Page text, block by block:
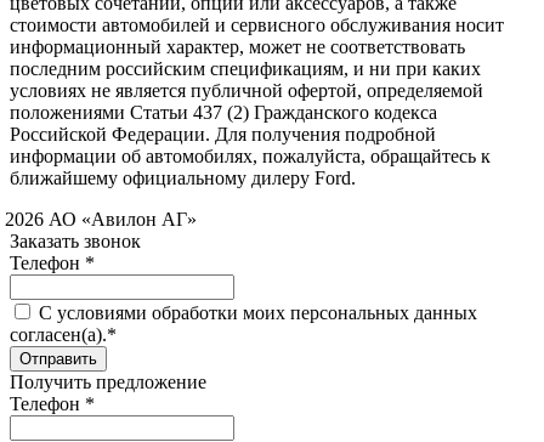
стоимости автомобилей и сервисного обслуживания носит
информационный характер, может не соответствовать
последним российским спецификациям, и ни при каких
условиях не является публичной офертой, определяемой
положениями Статьи 437 (2) Гражданского кодекса
Российской Федерации. Для получения подробной
информации об автомобилях, пожалуйста, обращайтесь к
ближайшему официальному дилеру Ford.
АО «Авилон АГ»
Заказать звонок
Телефон *
C условиями обработки моих персональных данных
согласен(а).*
Получить предложение
Телефон *